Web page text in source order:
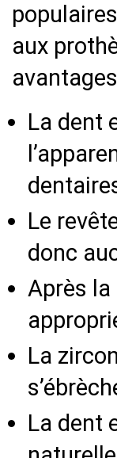
aux
La dent
Le
donc
Après la
La
La dent